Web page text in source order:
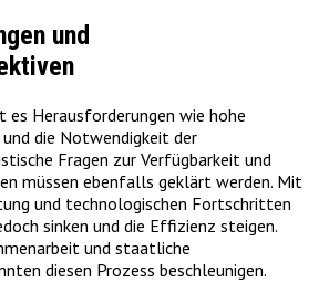
und
Herausforderungen wie hohe
die Notwendigkeit der
Fragen zur Verfügbarkeit und
müssen ebenfalls geklärt werden. Mit
und technologischen Fortschritten
sinken und die Effizienz steigen.
und staatliche
diesen Prozess beschleunigen.